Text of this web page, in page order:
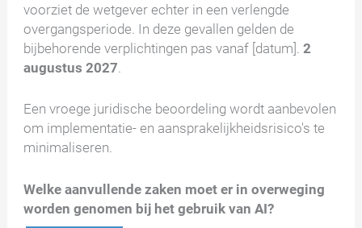
voorziet de wetgever echter in een verlengde
overgangsperiode. In deze gevallen gelden de
bijbehorende verplichtingen pas vanaf [datum].2
augustus 2027
Een vroege juridische beoordeling wordt aanbevolen
om implementatie- en aansprakelijkheidsrisico's te
minimaliseren.
Welke aanvullende zaken moet er in overweging
worden genomen bij het gebruik van AI?